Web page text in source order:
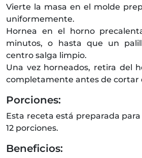
Vierte la masa en el molde
uniformemente.
Hornea en el horno
minutos, o hasta que un
centro salga limpio.
Una vez horneados, retira del
completamente antes de cortar
Porciones:
Esta receta está preparada
12 porciones.
Beneficios: